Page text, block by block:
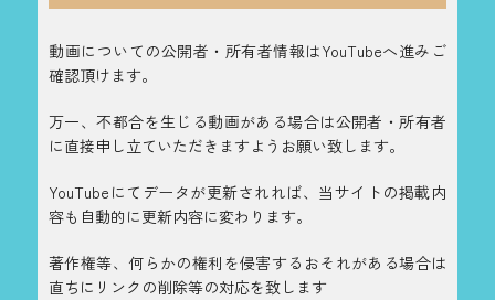
動画についての公開者・所有者情報はYouTubeへ進みご
確認頂けます。
万一、不都合を生じる動画がある場合は公開者・所有者
に直接申し立ていただきますようお願い致します。
YouTubeにてデータが更新されれば、当サイトの掲載内
容も自動的に更新内容に変わります。
著作権等、何らかの権利を侵害するおそれがある場合は
直ちにリンクの削除等の対応を致します